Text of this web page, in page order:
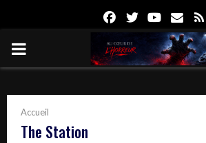
FacebookTwitterYoutube
Email
PRIMARY
Accueil
The Station